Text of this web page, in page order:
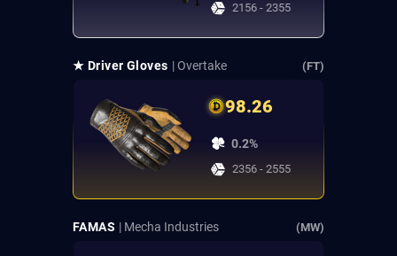
2156 - 2355
★ Driver Gloves | Overtake (FT)
98.26
0.2%
2356 - 2555
FAMAS | Mecha Industries (MW)